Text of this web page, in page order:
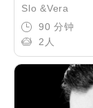
Slo &Vera
90 分钟
2人